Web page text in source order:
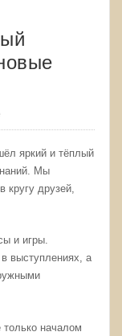
яркий и тёплый
Мы
кругу друзей,
и игры.
выступлениях, а
только началом